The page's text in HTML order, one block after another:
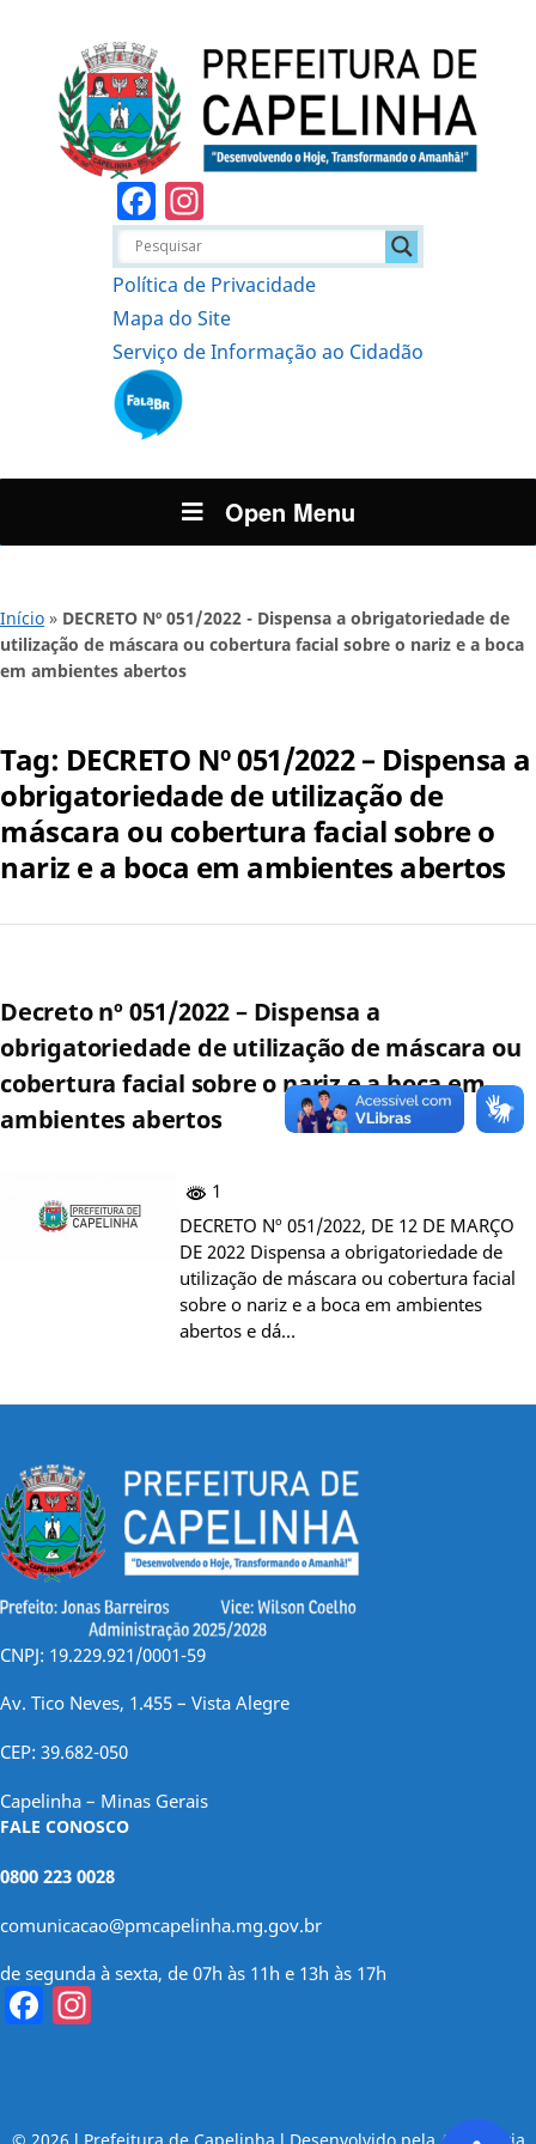
Facebook
Política de Privacidade
Mapa do Site
Serviço de Informação ao Cidadão
Open Menu
Início » DECRETO Nº 051/2022 - Dispensa a obrigatoriedade de
utilização de máscara ou cobertura facial sobre o nariz e a boca
em ambientes abertos
Tag: DECRETO Nº 051/2022 – Dispensa a
obrigatoriedade de utilização de
máscara ou cobertura facial sobre o
nariz e a boca em ambientes abertos
Decreto nº 051/2022 – Dispensa a
obrigatoriedade de utilização de máscara ou
cobertura facial sobre o nariz e a boca em
ambientes abertos
1
DECRETO Nº 051/2022, DE 12 DE MARÇO
DE 2022 Dispensa a obrigatoriedade de
utilização de máscara ou cobertura facial
sobre o nariz e a boca em ambientes
abertos e dá…
CNPJ: 19.229.921/0001-59
Av. Tico Neves, 1.455 – Vista Alegre
CEP: 39.682-050
Capelinha – Minas Gerais
FALE CONOSCO
0800 223 0028
comunicacao@pmcapelinha.mg.gov.br
de segunda à sexta, de 07h às 11h e 13h às 17h
Facebook